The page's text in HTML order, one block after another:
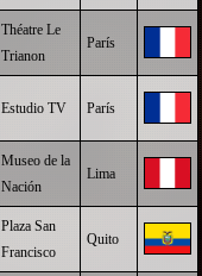
Théatre Le
Trianon
París
Estudio TV París
Museo de la
Nación
Lima
Plaza San
Francisco
Quito